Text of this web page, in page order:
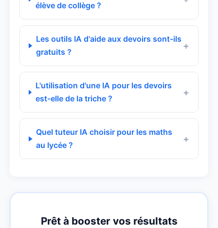
élève de collège ?
Les outils IA d'aide aux devoirs sont-ils
gratuits ?
L'utilisation d'une IA pour les devoirs
est-elle de la triche ?
Quel tuteur IA choisir pour les maths
au lycée ?
Prêt à booster vos résultats